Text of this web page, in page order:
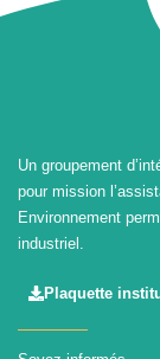
Un groupement
pour mission
Environnement
industriel.
Plaquette